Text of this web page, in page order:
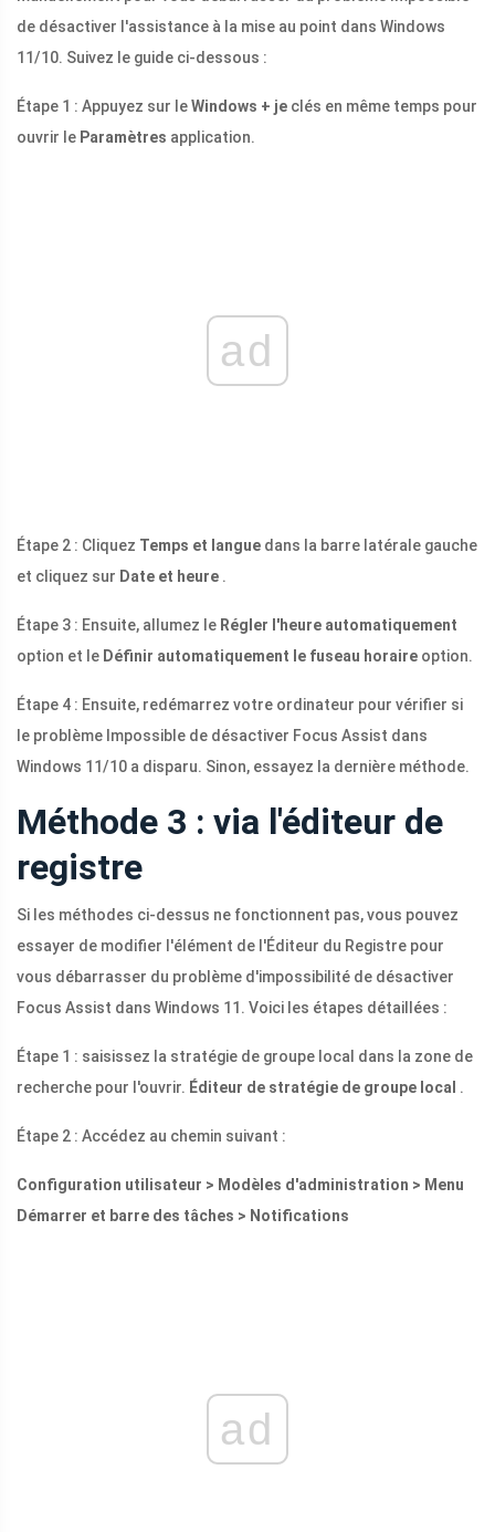
de désactiver l'assistance à la mise au point dans Windows
11/10. Suivez le guide ci-dessous :
Étape 1 : Appuyez sur leWindows + je clés en même temps pour
ouvrir le Paramètres application.
ad
Étape 2 : Cliquez Temps et langue dans la barre latérale gauche
et cliquez sur Date et heure .
Étape 3 : Ensuite, allumez le Régler l'heure automatiquement
option et le Définir automatiquement le fuseau horaire option.
Étape 4 : Ensuite, redémarrez votre ordinateur pour vérifier si
le problème Impossible de désactiver Focus Assist dans
Windows 11/10 a disparu. Sinon, essayez la dernière méthode.
Méthode 3 : via l'éditeur de
registre
Si les méthodes ci-dessus ne fonctionnent pas, vous pouvez
essayer de modifier l'élément de l'Éditeur du Registre pour
vous débarrasser du problème d'impossibilité de désactiver
Focus Assist dans Windows 11. Voici les étapes détaillées :
Étape 1 : saisissez la stratégie de groupe local dans la zone de
recherche pour l'ouvrir. Éditeur de stratégie de groupe local .
Étape 2 : Accédez au chemin suivant :
Configuration utilisateur > Modèles d'administration > Menu
Démarrer et barre des tâches > Notifications
ad